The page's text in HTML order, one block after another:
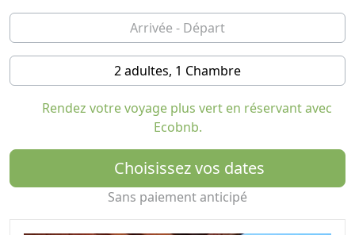
2 adultes, 1 Chambre
Rendez votre voyage plus vert en réservant avec
Ecobnb.
Choisissez vos dates
Sans paiement anticipé